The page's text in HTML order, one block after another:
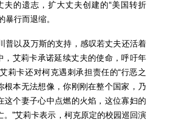
的遗志，扩大丈夫创建的“美国转折
暴行而退缩。
普以及万斯的支持，感叹若丈夫还活着
艾莉卡承诺延续丈夫的使命，呼吁年
莉卡还对柯克遇刺承担责任的“行恶之
根本无法想像，你刚刚在整个国家，乃
这个妻子心中点燃的火焰，这位寡妇的
”艾莉卡表示，柯克原定的校园巡回演